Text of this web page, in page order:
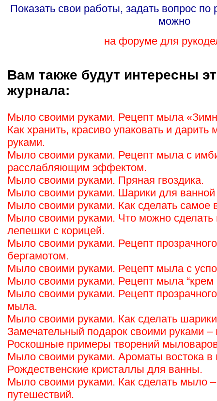
Показать свои работы, задать вопрос
можно
на форуме для
Вам также будут интересны
журнала:
Мыло своими руками. Рецепт мыла
Как хранить, красиво упаковать и
руками.
Мыло своими руками. Рецепт мыла с
расслабляющим эффектом.
Мыло своими руками. Пряная гвоздика.
Мыло своими руками. Шарики для ванной
Мыло своими руками. Как сделать самое
Мыло своими руками. Что можно
лепешки с корицей.
Мыло своими руками. Рецепт
бергамотом.
Мыло своими руками. Рецепт мыла с
Мыло своими руками. Рецепт мыла “крем
Мыло своими руками. Рецепт
мыла.
Мыло своими руками. Как сделать
Замечательный подарок своими руками
Роскошные примеры творений
Мыло своими руками. Ароматы востока в
Рождественские кристаллы для ванны.
Мыло своими руками. Как сделать мыло
путешествий.